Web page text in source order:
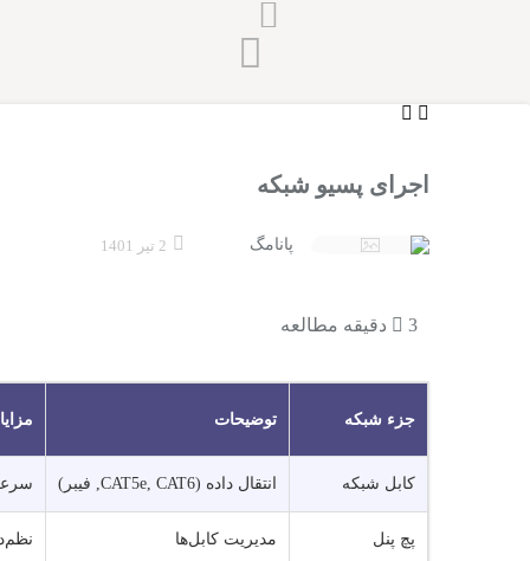
اجرای پسیو شبکه
پانامگ 2 تیر 1401
3 دقیقه مطالعه
جزء شبکه توضیحات مزایا
کابل شبکه انتقال داده (CAT5e, CAT6, فیبر)
پچ پنل مدیریت کابل‌ها